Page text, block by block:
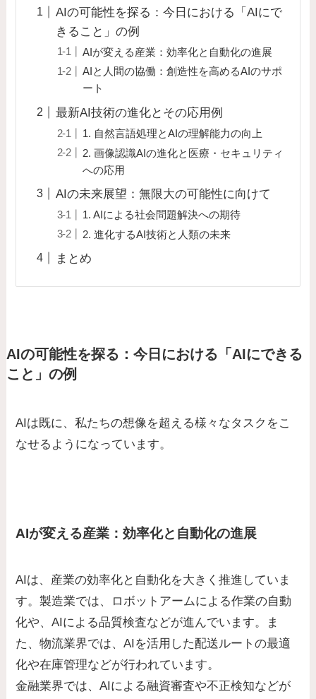
AIの可能性を探る：今日における「AIにで
きること」の例
AIが変える産業：効率化と自動化の進展
AIと人間の協働：創造性を高めるAIのサポ
ート
最新AI技術の進化とその応用例
1. 自然言語処理とAIの理解能力の向上
2. 画像認識AIの進化と医療・セキュリティ
への応用
AIの未来展望：無限大の可能性に向けて
1. AIによる社会問題解決への期待
2. 進化するAI技術と人類の未来
まとめ
AIの可能性を探る：今日における「AIにできる
こと」の例
AIは既に、私たちの想像を超える様々なタスクをこ
なせるようになっています。
AIが変える産業：効率化と自動化の進展
AIは、産業の効率化と自動化を大きく推進していま
す。製造業では、ロボットアームによる作業の自動
化や、AIによる品質検査などが進んでいます。ま
た、物流業界では、AIを活用した配送ルートの最適
化や在庫管理などが行われています。
金融業界では、AIによる融資審査や不正検知などが